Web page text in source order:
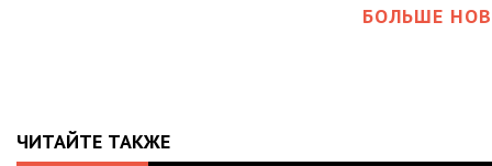
БОЛЬШЕ
ЧИТАЙТЕ ТАКЖЕ